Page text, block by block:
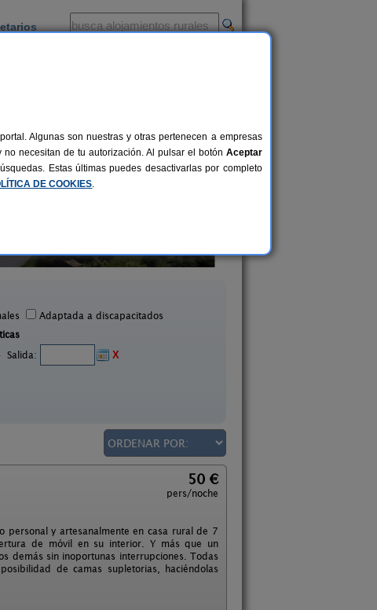
Adaptada a discapacitados
Salida:
X
50 €
pers/noche
personal y artesanalmente en casa rural de 7
de móvil en su interior. Y más que un
demás sin inoportunas interrupciones. Todas
de camas supletorias, haciéndolas
Algunas son nuestras y otras pertenecen a empresas
necesitan de tu autorización. Al pulsar el botón Aceptar
Estas últimas puedes desactivarlas por completo
DE COOKIES.